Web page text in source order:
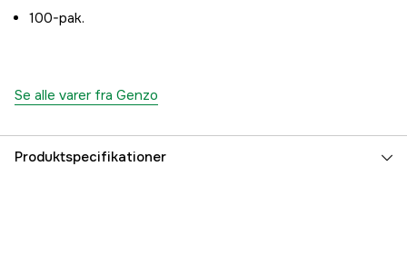
100-pak.
Se alle varer fra Genzo
Produktspecifikationer